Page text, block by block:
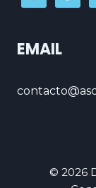
EMAIL
© 2026